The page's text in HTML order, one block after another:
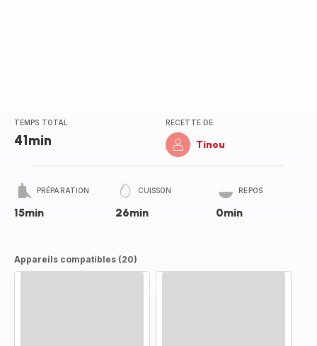
TEMPS TOTAL
41min
RECETTE DE
Tinou
PRÉPARATION
15min
CUISSON
26min
REPOS
0min
Appareils compatibles (20)